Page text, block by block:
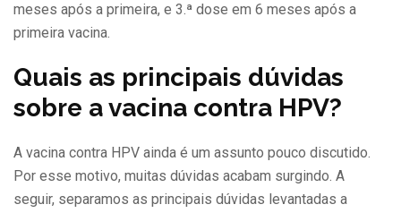
meses após a primeira, e 3.ª dose em 6 meses após a
primeira vacina.
Quais as principais dúvidas
sobre a vacina contra HPV?
A vacina contra HPV ainda é um assunto pouco discutido.
Por esse motivo, muitas dúvidas acabam surgindo. A
seguir, separamos as principais dúvidas levantadas a